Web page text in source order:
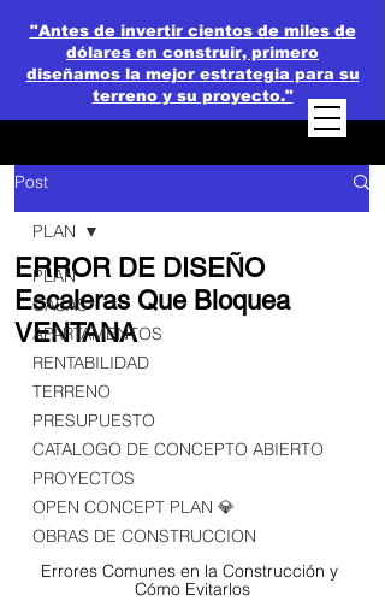
"Antes de invertir cientos de miles de
dólares en construir, primero
diseñamos la mejor estrategia para su
terreno y su proyecto."
Post
PLAN
CASAS
APARTAMENTOS
RENTABILIDAD
TERRENO
PRESUPUESTO
CATALOGO DE CONCEPTO ABIERTO
PROYECTOS
OPEN CONCEPT PLAN 💎
OBRAS DE CONSTRUCCION
PLAN
ERROR DE DISEÑO
Escaleras Que Bloquea
VENTANA
Errores Comunes en la Construcción y
Cómo Evitarlos